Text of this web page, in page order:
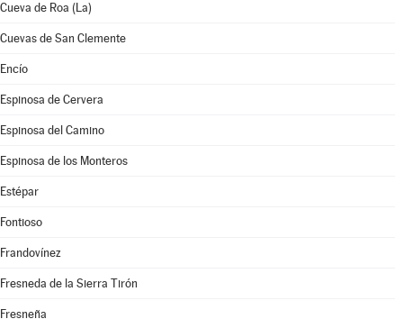
Cueva de Roa (La)
Cuevas de San Clemente
Encío
Espinosa de Cervera
Espinosa del Camino
Espinosa de los Monteros
Estépar
Fontioso
Frandovínez
Fresneda de la Sierra Tirón
Fresneña